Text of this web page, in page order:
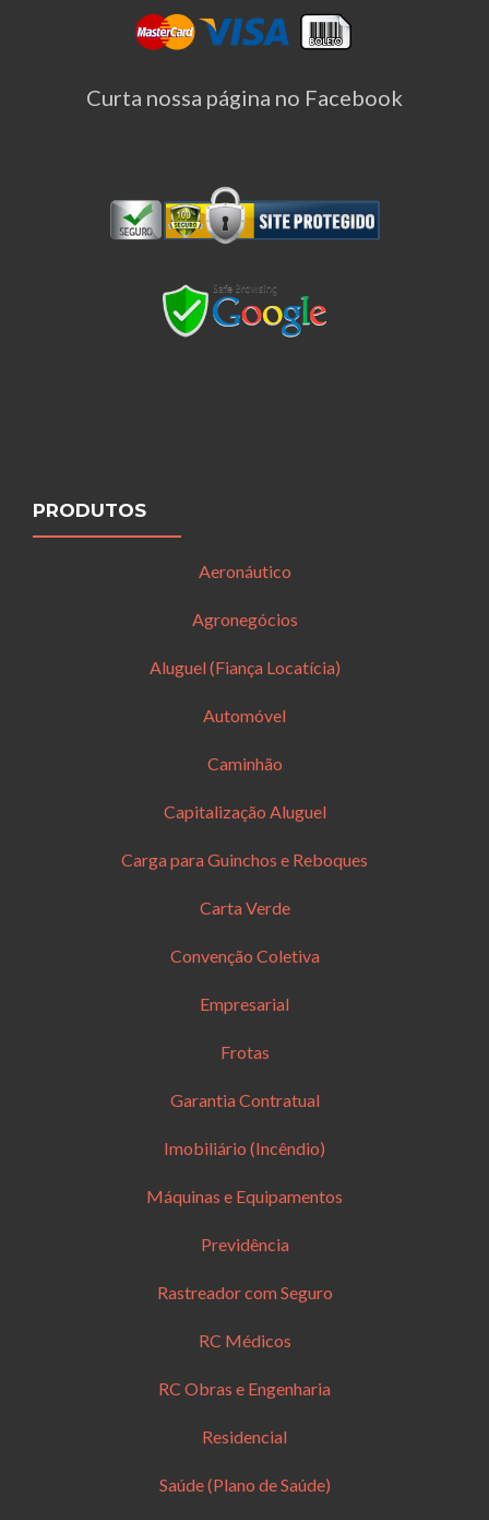
Curta nossa página no Facebook
PRODUTOS
Aeronáutico
Agronegócios
Aluguel (Fiança Locatícia)
Automóvel
Caminhão
Capitalização Aluguel
Carga para Guinchos e Reboques
Carta Verde
Convenção Coletiva
Empresarial
Frotas
Garantia Contratual
Imobiliário (Incêndio)
Máquinas e Equipamentos
Previdência
Rastreador com Seguro
RC Médicos
RC Obras e Engenharia
Residencial
Saúde (Plano de Saúde)